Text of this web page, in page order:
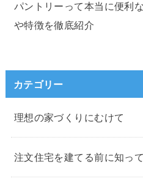
パントリーって本当に便利
や特徴を徹底紹介
カテゴリー
理想の家づくりにむけて
注文住宅を建てる前に知っ